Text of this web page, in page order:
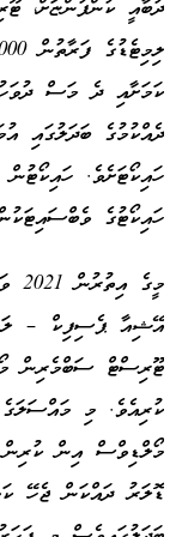
ދުބާއީ ކުންފުންޏަށް،
ކަމަށާއި ދެ މަސް
ދެއްކުމުގެ ބަދަލުގައި
ހައިކޯޓަށެވެ.
ހައިކޯޓުގެ
އޭޝިއާ ޕެސިފިކް –
ޓޫރިސްޓް ސަބްމެރިން
ކުރިއެވެ. މި މައްސަލަގެ
ޑޮލަރު ދައްކަން ޖެހޭ